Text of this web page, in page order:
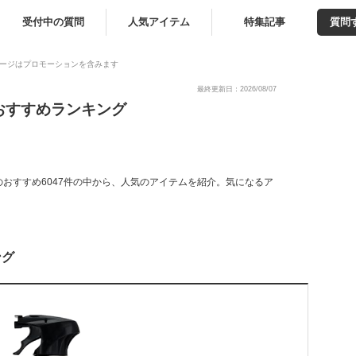
受付中の質問 人気アイテム 特集記事 質問
ジはプロモーションを含みます
最終更新日：2026/08/07
すすめランキング
すすめ6047件の中から、人気のアイテムを紹介。気になるア